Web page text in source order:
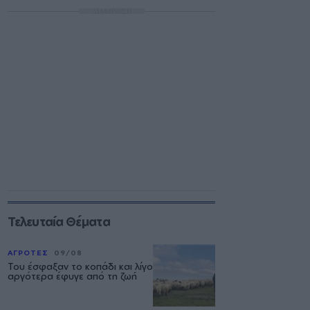
Τελευταία Θέματα
ΑΓΡΟΤΕΣ 09/08
Του έσφαξαν το κοπάδι και λίγο
αργότερα έφυγε από τη ζωή